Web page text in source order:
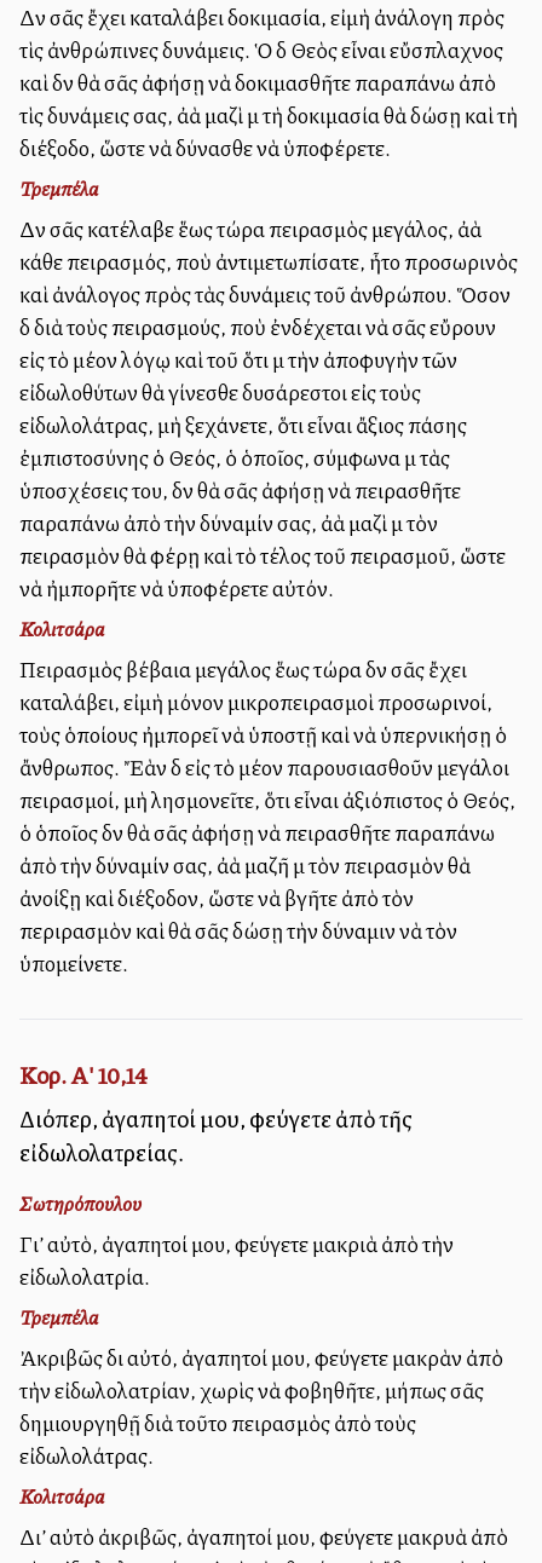
Δὲν σᾶς ἔχει καταλάβει δοκιμασία, εἰμὴ ἀνάλογη πρὸς
τὶς ἀνθρώπινες δυνάμεις. Ὁ δὲ Θεὸς εἶναι εὔσπλαχνος
καὶ δὲν θὰ σᾶς ἀφήσῃ νὰ δοκιμασθῆτε παραπάνω ἀπὸ
τὶς δυνάμεις σας, ἀλλὰ μαζὶ μὲ τὴ δοκιμασία θὰ δώσῃ καὶ τὴ
διέξοδο, ὥστε νὰ δύνασθε νὰ ὑποφέρετε.
Τρεμπέλα
Δὲν σᾶς κατέλαβε ἕως τώρα πειρασμὸς μεγάλος, ἀλλὰ
κάθε πειρασμός, ποὺ ἀντιμετωπίσατε, ἦτο προσωρινὸς
καὶ ἀνάλογος πρὸς τὰς δυνάμεις τοῦ ἀνθρώπου. Ὅσον
δὲ διὰ τοὺς πειρασμούς, ποὺ ἐνδέχεται νὰ σᾶς εὔρουν
εἰς τὸ μέλλον λόγῳ καὶ τοῦ ὅτι μὲ τὴν ἀποφυγὴν τῶν
εἰδωλοθύτων θὰ γίνεσθε δυσάρεστοι εἰς τοὺς
εἰδωλολάτρας, μὴ ξεχάνετε, ὅτι εἶναι ἄξιος πάσης
ἐμπιστοσύνης ὁ Θεός, ὁ ὁποῖος, σύμφωνα μὲ τὰς
ὑποσχέσεις του, δὲν θὰ σᾶς ἀφήσῃ νὰ πειρασθῆτε
παραπάνω ἀπὸ τὴν δύναμίν σας, ἀλλὰ μαζὶ μὲ τὸν
πειρασμὸν θὰ φέρῃ καὶ τὸ τέλος τοῦ πειρασμοῦ, ὥστε
νὰ ἠμπορῆτε νὰ ὑποφέρετε αὐτόν.
Κολιτσάρα
Πειρασμὸς βέβαια μεγάλος ἕως τώρα δὲν σᾶς ἔχει
καταλάβει, εἰμὴ μόνον μικροπειρασμοὶ προσωρινοί,
τοὺς ὁποίους ἠμπορεῖ νὰ ὑποστῇ καὶ νὰ ὑπερνικήσῃ ὁ
ἄνθρωπος. Ἔὰν δὲ εἰς τὸ μέλλον παρουσιασθοῦν μεγάλοι
πειρασμοί, μὴ λησμονεῖτε, ὅτι εἶναι ἀξιόπιστος ὁ Θεός,
ὁ ὁποῖος δὲν θὰ σᾶς ἀφήσῃ νὰ πειρασθῆτε παραπάνω
ἀπὸ τὴν δύναμίν σας, ἀλλὰ μαζῆ μὲ τὸν πειρασμὸν θὰ
ἀνοίξῃ καὶ διέξοδον, ὥστε νὰ βγῆτε ἀπὸ τὸν
περιρασμὸν καὶ θὰ σᾶς δώσῃ τὴν δύναμιν νὰ τὸν
ὑπομείνετε.
Κορ. Α' 10,14
Διόπερ, ἀγαπητοί μου, φεύγετε ἀπὸ τῆς
εἰδωλολατρείας.
Σωτηρόπουλου
Γι’ αὐτὸ, ἀγαπητοί μου, φεύγετε μακριὰ ἀπὸ τὴν
εἰδωλολατρία.
Τρεμπέλα
Ἀκριβῶς δι αὐτό, ἀγαπητοί μου, φεύγετε μακρὰν ἀπὸ
τὴν εἰδωλολατρίαν, χωρὶς νὰ φοβηθῆτε, μήπως σᾶς
δημιουργηθῇ διὰ τοῦτο πειρασμὸς ἀπὸ τοὺς
εἰδωλολάτρας.
Κολιτσάρα
Δι’ αὐτὸ ἀκριβῶς, ἀγαπητοί μου, φεύγετε μακρυὰ ἀπὸ